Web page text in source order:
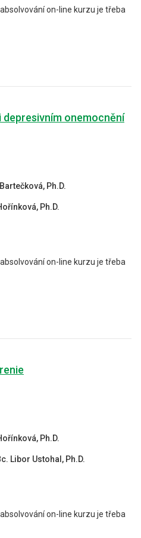
on-line kurzu je třeba
onemocnění
Ph.D.
Ph.D.
on-line kurzu je třeba
Ph.D.
Libor Ustohal, Ph.D.
on-line kurzu je třeba